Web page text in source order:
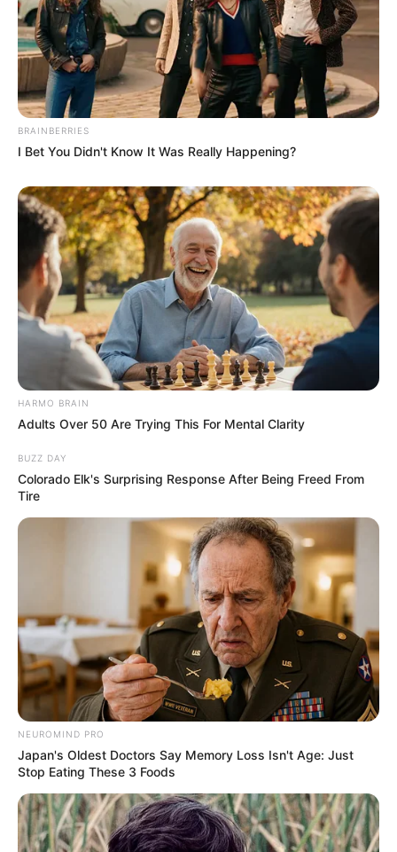
BRAINBERRIES
I Bet You Didn't Know It Was Really Happening?
HARMO BRAIN
Adults Over 50 Are Trying This For Mental Clarity
BUZZ DAY
Colorado Elk's Surprising Response After Being Freed From
Tire
NEUROMIND PRO
Japan's Oldest Doctors Say Memory Loss Isn't Age: Just
Stop Eating These 3 Foods